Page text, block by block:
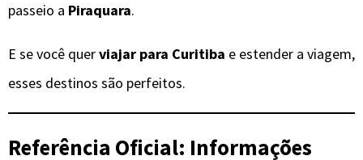
passeio a Piraquara.
E se você querviajar para Curitiba e estender a viagem,
esses destinos são perfeitos.
Referência Oficial: Informações